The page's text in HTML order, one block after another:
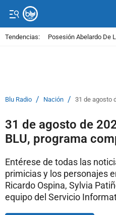
Tendencias: Posesión Abelardo De
Blu Radio / Nación / 31 de agosto
31 de agosto de
BLU, programa
Entérese de todas las
primicias y los personajes
Ricardo Ospina, Sylvia
equipo del Servicio